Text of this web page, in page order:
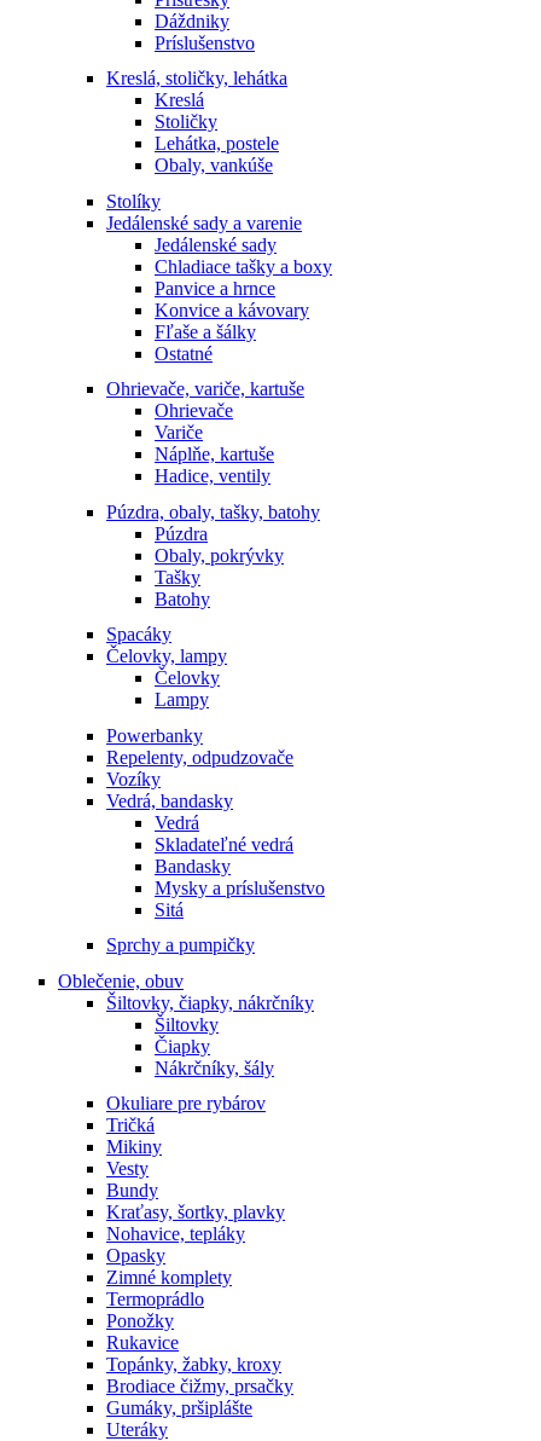
Dáždniky
Príslušenstvo
Kreslá, stoličky, lehátka
Kreslá
Stoličky
Lehátka, postele
Obaly, vankúše
Stolíky
Jedálenské sady a varenie
Jedálenské sady
Chladiace tašky a boxy
Panvice a hrnce
Konvice a kávovary
Fľaše a šálky
Ostatné
Ohrievače, variče, kartuše
Ohrievače
Variče
Náplňe, kartuše
Hadice, ventily
Púzdra, obaly, tašky, batohy
Púzdra
Obaly, pokrývky
Tašky
Batohy
Spacáky
Čelovky, lampy
Čelovky
Lampy
Powerbanky
Repelenty, odpudzovače
Vozíky
Vedrá, bandasky
Vedrá
Skladateľné vedrá
Bandasky
Mysky a príslušenstvo
Sitá
Sprchy a pumpičky
Oblečenie, obuv
Šiltovky, čiapky, nákrčníky
Šiltovky
Čiapky
Nákrčníky, šály
Okuliare pre rybárov
Tričká
Mikiny
Vesty
Bundy
Kraťasy, šortky, plavky
Nohavice, tepláky
Opasky
Zimné komplety
Termoprádlo
Ponožky
Rukavice
Topánky, žabky, kroxy
Brodiace čižmy, prsačky
Gumáky, pršiplášte
Uteráky